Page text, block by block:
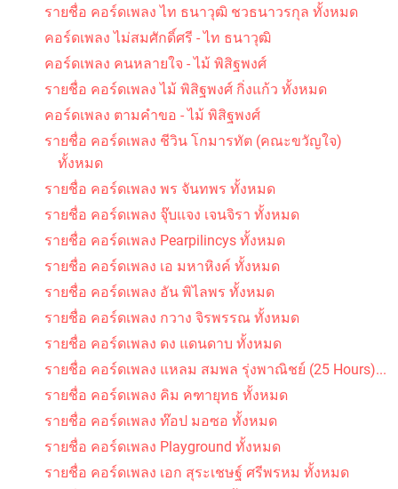
รายชื่อ คอร์ดเพลง ไท ธนาวุฒิ ชวธนาวรกุล ทั้งหมด
คอร์ดเพลง ไม่สมศักดิ์ศรี - ไท ธนาวุฒิ
คอร์ดเพลง คนหลายใจ - ไม้ พิสิฐพงศ์
รายชื่อ คอร์ดเพลง ไม้ พิสิฐพงศ์ กิ่งแก้ว ทั้งหมด
คอร์ดเพลง ตามคำขอ - ไม้ พิสิฐพงศ์
รายชื่อ คอร์ดเพลง ชีวิน โกมารทัต (คณะขวัญใจ)
ทั้งหมด
รายชื่อ คอร์ดเพลง พร จันทพร ทั้งหมด
รายชื่อ คอร์ดเพลง จุ๊บแจง เจนจิรา ทั้งหมด
รายชื่อ คอร์ดเพลง Pearpilincys ทั้งหมด
รายชื่อ คอร์ดเพลง เอ มหาหิงค์ ทั้งหมด
รายชื่อ คอร์ดเพลง อัน พิไลพร ทั้งหมด
รายชื่อ คอร์ดเพลง กวาง จิรพรรณ ทั้งหมด
รายชื่อ คอร์ดเพลง ดง แดนดาบ ทั้งหมด
รายชื่อ คอร์ดเพลง แหลม สมพล รุ่งพาณิชย์ (25 Hours)...
รายชื่อ คอร์ดเพลง คิม คฑายุทธ ทั้งหมด
รายชื่อ คอร์ดเพลง ท๊อป มอซอ ทั้งหมด
รายชื่อ คอร์ดเพลง Playground ทั้งหมด
รายชื่อ คอร์ดเพลง เอก สุระเชษฐ์ ศรีพรหม ทั้งหมด